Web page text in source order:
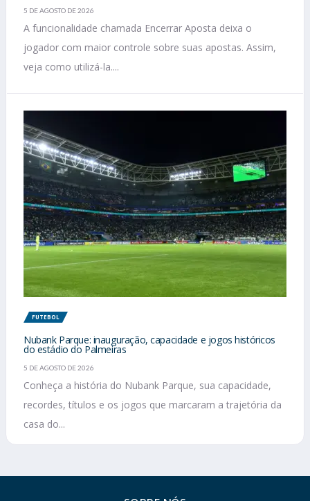
5 DE AGOSTO DE 2026
A funcionalidade chamada Encerrar Aposta deixa o
jogador com maior controle sobre suas apostas. Assim,
veja como utilizá-la....
FUTEBOL
Nubank Parque: inauguração, capacidade e jogos históricos
do estádio do Palmeiras
5 DE AGOSTO DE 2026
Conheça a história do Nubank Parque, sua capacidade,
recordes, títulos e os jogos que marcaram a trajetória da
casa do...